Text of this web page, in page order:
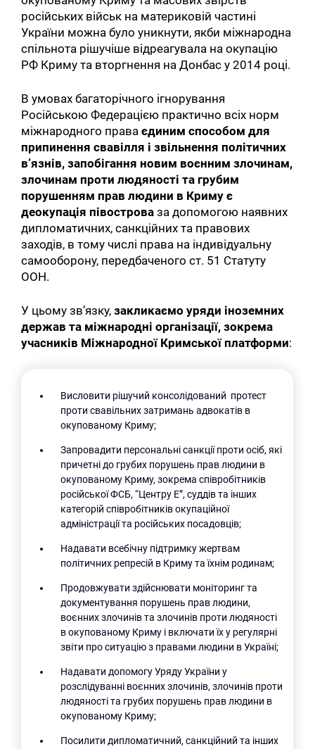
російських військ на материковій частині
України можна було уникнути, якби міжнародна
спільнота рішучіше відреагувала на окупацію
РФ Криму та вторгнення на Донбас у 2014 році.
В умовах багаторічного ігнорування
Російською Федерацією практично всіх норм
міжнародного праваєдиним способом для
припинення свавілля і звільнення політичних
в’язнів, запобігання новим воєнним злочинам,
злочинам проти людяності та грубим
порушенням прав людини в Криму є
деокупація півострова за допомогою наявних
дипломатичних, санкційних та правових
заходів, в тому числі права на індивідуальну
самооборону, передбаченого ст. 51 Статуту
ООН.
У цьому зв’язку,закликаємо уряди іноземних
держав та міжнародні організації, зокрема
учасників Міжнародної Кримської платформи:
Висловити рішучий консолідований протест
проти свавільних затримань адвокатів в
окупованому Криму;
Запровадити персональні санкції проти осіб, які
причетні до грубих порушень прав людини в
окупованому Криму, зокрема співробітників
російської ФСБ, “Центру Е”, суддів та інших
категорій співробітників окупаційної
адміністрації та російських посадовців;
Надавати всебічну підтримку жертвам
політичних репресій в Криму та їхнім родинам;
Продовжувати здійснювати моніторинг та
документування порушень прав людини,
воєнних злочинів та злочинів проти людяності
в окупованому Криму і включати їх у регулярні
звіти про ситуацію з правами людини в Україні;
Надавати допомогу Уряду України у
розслідуванні воєнних злочинів, злочинів проти
людяності та грубих порушень прав людини в
окупованому Криму;
Посилити дипломатичний, санкційний та інших